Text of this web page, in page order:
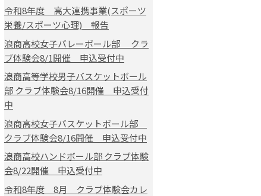
令和8年度 高大連携事業(スポーツ
栄養/スポーツ心理) 報告
浪商高校女子バレーボール部 クラ
ブ体験会8/1開催 申込受付中
浪商高等学校男子バスケットボール
部 クラブ体験会8/16開催 申込受付
中
浪商高校女子バスケットボール部
クラブ体験会8/16開催 申込受付中
浪商高校ハンドボール部 クラブ体験
会8/22開催 申込受付中
令和8年度 8月 クラブ体験会カレ